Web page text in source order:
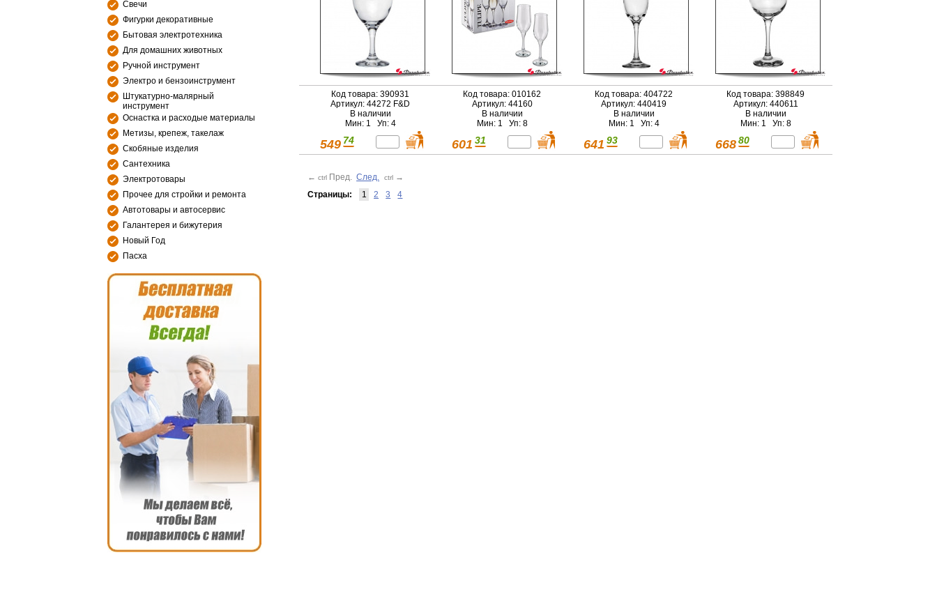
Свечи
Фигурки декоративные
Бытовая электротехника
Для домашних животных
Ручной инструмент
Электро и бензоинструмент
Штукатурно-малярный
инструмент
Оснастка и расходые материалы
Метизы, крепеж, такелаж
Скобяные изделия
Сантехника
Электротовары
Прочее для стройки и ремонта
Автотовары и автосервис
Галантерея и бижутерия
Новый Год
Пасха
Код товара: 390931
Артикул: 44272 F&D
В наличии
Мин: 1 Уп: 4
549 74
Код товара: 010162
Артикул: 44160
В наличии
Мин: 1 Уп: 8
601 31
Код товара: 404722
Артикул: 440419
В наличии
Мин: 1 Уп: 4
641 93
Код товара: 398849
Артикул: 440611
В наличии
Мин: 1 Уп: 8
668 80
← ctrl Пред. След. ctrl →
Страницы:
1 2 3 4